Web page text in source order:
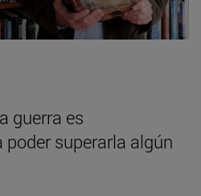
guerra es
superarla algún